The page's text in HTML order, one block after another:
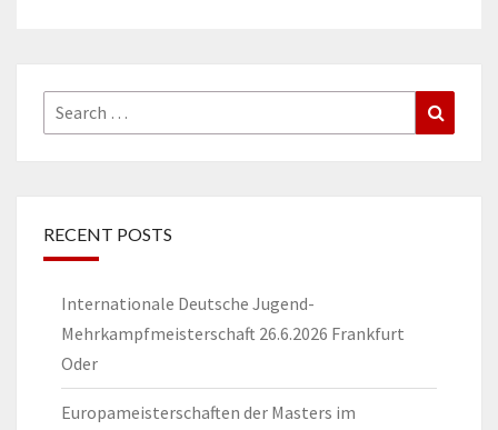
Search
for:
RECENT POSTS
Internationale Deutsche Jugend-
Mehrkampfmeisterschaft 26.6.2026 Frankfurt
Oder
Europameisterschaften der Masters im